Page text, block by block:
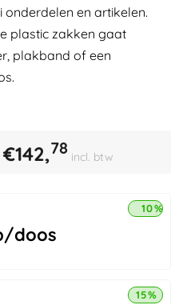
en artikelen.
plastic zakken gaat
plakband of een
€142,78 incl. btw
doos
10%
15%